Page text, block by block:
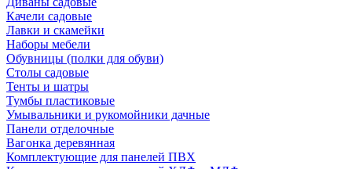
Качели садовые
Лавки и скамейки
Наборы мебели
Обувницы (полки для обуви)
Столы садовые
Тенты и шатры
Тумбы пластиковые
Умывальники и рукомойники дачные
Панели отделочные
Вагонка деревянная
Комплектующие для панелей ПВХ